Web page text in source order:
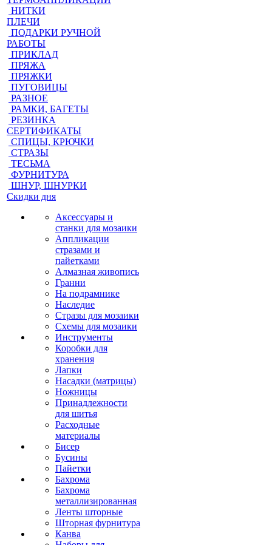
НИТКИ
ПЛЕЧИ
ПОДАРКИ РУЧНОЙ
РАБОТЫ
ПРИКЛАД
ПРЯЖА
ПРЯЖКИ
ПУГОВИЦЫ
РАЗНОЕ
РАМКИ, БАГЕТЫ
РЕЗИНКА
СЕРТИФИКАТЫ
СПИЦЫ, КРЮЧКИ
СТРАЗЫ
ТЕСЬМА
ФУРНИТУРА
ШНУР, ШНУРКИ
Скидки дня
Аксессуары и
станки для мозаики
Аппликации
стразами и
пайетками
Алмазная живопись
Гранни
На подрамнике
Наследие
Стразы для мозаики
Схемы для мозаики
Инструменты
Коробки для
хранения
Лапки
Насадки (матрицы)
Ножницы
Принадлежности
для шитья
Расходные
материалы
Бисер
Бусины
Пайетки
Бахрома
Бахрома
металлизированная
Ленты шторные
Шторная фурнитура
Канва